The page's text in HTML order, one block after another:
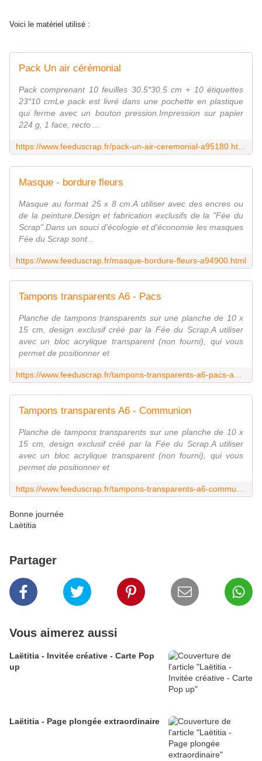
Voici le matériel utilisé :
Pack Un air cérémonial
Pack comprenant 10 feuilles 30.5*30.5 cm + 10 étiquettes
23*10 cmLe pack est livré dans une pochette en plastique
qui ferme avec un bouton pression.Impression sur papier
224 g, 1 face, recto ...
Masque - bordure fleurs
Masque au format 25 x 8 cm.A utiliser avec des encres ou
de la peinture.Design et fabrication exclusifs de la "Fée du
Scrap".Dans un souci d'écologie et d'économie les masques
Fée du Scrap sont...
https://www.feeduscrap.fr/masque-bordure-fleurs-a94900.html
Tampons transparents A6 - Pacs
Planche de tampons transparents sur une planche de 10 x
15 cm, design exclusif créé par la Fée du Scrap.A utiliser
avec un bloc acrylique transparent (non fourni), qui vous
permet de positionner et
Tampons transparents A6 - Communion
Planche de tampons transparents sur une planche de 10 x
15 cm, design exclusif créé par la Fée du Scrap.A utiliser
avec un bloc acrylique transparent (non fourni), qui vous
permet de positionner et
Bonne journée
Laëtitia
Partager
Vous aimerez aussi
Laëtitia - Invitée créative - Carte Pop
up
Laëtitia - Page plongée extraordinaire